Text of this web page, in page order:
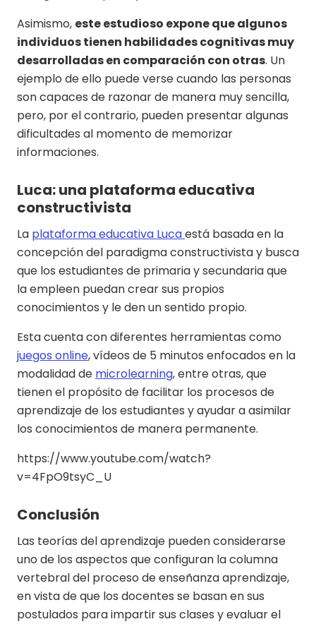
Asimismo, este estudioso expone que algunos
individuos tienen habilidades cognitivas muy
desarrolladas en comparación con otras. Un
ejemplo de ello puede verse cuando las personas
son capaces de razonar de manera muy sencilla,
pero, por el contrario, pueden presentar algunas
dificultades al momento de memorizar
informaciones.
Luca: una plataforma educativa
constructivista
La plataforma educativa Lucaestá basada en la
concepción del paradigma constructivista y busca
que los estudiantes de primaria y secundaria que
la empleen puedan crear sus propios
conocimientos y le den un sentido propio.
Esta cuenta con diferentes herramientas como
juegos online, vídeos de 5 minutos enfocados en la
modalidad de microlearning, entre otras, que
tienen el propósito de facilitar los procesos de
aprendizaje de los estudiantes y ayudar a asimilar
los conocimientos de manera permanente.
https://www.youtube.com/watch?
v=4FpO9tsyC_U
Conclusión
Las teorías del aprendizaje pueden considerarse
uno de los aspectos que configuran la columna
vertebral del proceso de enseñanza aprendizaje,
en vista de que los docentes se basan en sus
postulados para impartir sus clases y evaluar el